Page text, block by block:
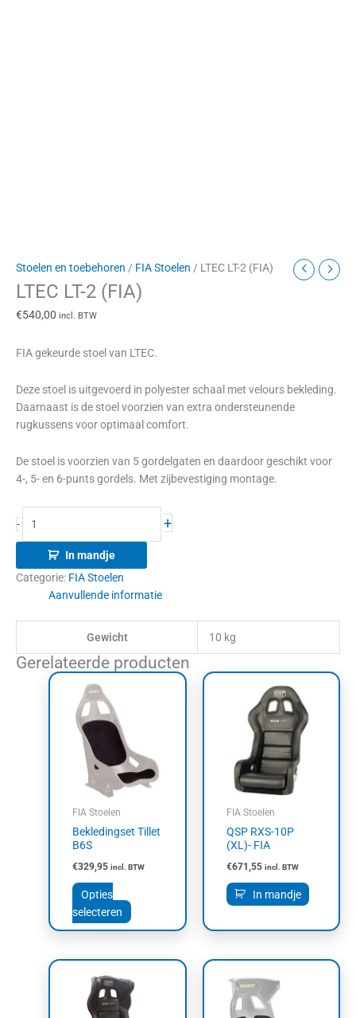
Stoelen en toebehoren / FIA Stoelen / LTEC LT-2 (FIA)
LTEC LT-2 (FIA)
€540,00 incl. BTW
FIA gekeurde stoel van LTEC.
Deze stoel is uitgevoerd in polyester schaal met velours bekleding.
Daarnaast is de stoel voorzien van extra ondersteunende
rugkussens voor optimaal comfort.
De stoel is voorzien van 5 gordelgaten en daardoor geschikt voor
4-, 5- en 6-punts gordels. Met zijbevestiging montage.
- +
In mandje
Categorie: FIA Stoelen
Aanvullende informatie
Gewicht 10 kg
Gerelateerde producten
FIA Stoelen
Bekledingset Tillet
B6S
€329,95 incl. BTW
Opties
selecteren
variaties.
Deze
optie
worden
de
FIA Stoelen
QSP RXS-10P
(XL)- FIA
€671,55 incl. BTW
In mandje